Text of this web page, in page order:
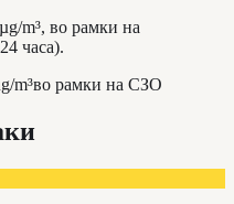
m³, во рамки на
часа).
m³во рамки на СЗО